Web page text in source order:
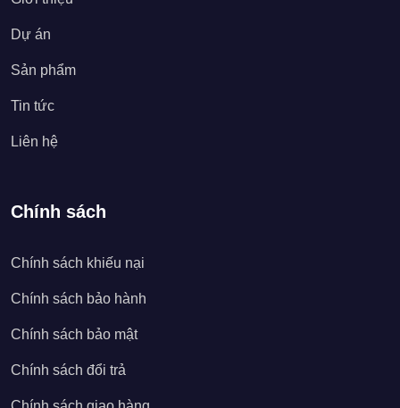
Dự án
Sản phẩm
Tin tức
Liên hệ
Chính sách
Chính sách khiếu nại
Chính sách bảo hành
Chính sách bảo mật
Chính sách đổi trả